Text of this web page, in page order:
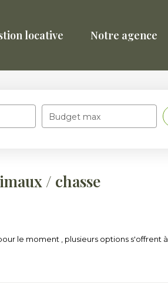
locative Notre agence
Budget max
/ chasse
le moment , plusieurs options s'offrent à